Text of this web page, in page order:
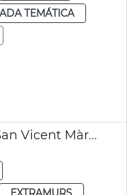
TEMÁTICA
Nuevo tramo carril bici San Vicent Màrtir València